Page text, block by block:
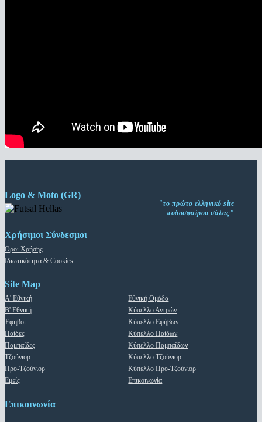
Logo & Moto (GR)
"το πρώτο ελληνικό site
ποδοσφαίρου σάλας"
Χρήσιμοι Σύνδεσμοι
Όροι Χρήσης
Ιδιωτικότητα & Cookies
Site Map
Α' Εθνική
Β' Εθνική
Έφηβοι
Παίδες
Παμπαίδες
Τζούνιορ
Προ-Τζούνιορ
Εμείς
Εθνική Ομάδα
Κύπελλο Αντρών
Κύπελλο Εφήβων
Κύπελλο Παίδων
Κύπελλο Παμπαίδων
Κύπελλο Τζούνιορ
Κύπελλο Προ-Τζούνιορ
Επικοινωνία
Επικοινωνία